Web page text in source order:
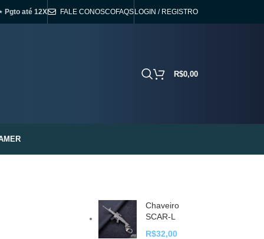
Pgto até 12X FALE CONOSCOFAQS LOGIN / REGISTRO
R$0,00
Chaveiro
SCAR-L
R$32,00